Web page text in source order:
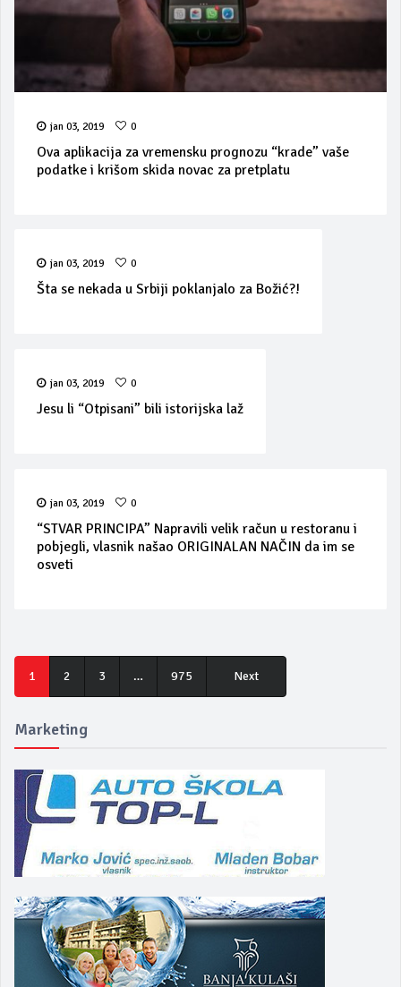
jan 03, 2019 0
Ova aplikacija za vremensku prognozu “krade” vaše
podatke i krišom skida novac za pretplatu
jan 03, 2019 0
Šta se nekada u Srbiji poklanjalo za Božić?!
jan 03, 2019 0
Jesu li “Otpisani” bili istorijska laž
jan 03, 2019 0
“STVAR PRINCIPA” Napravili velik račun u restoranu i
pobjegli, vlasnik našao ORIGINALAN NAČIN da im se
osveti
1 2 3 … 975 Next
Marketing